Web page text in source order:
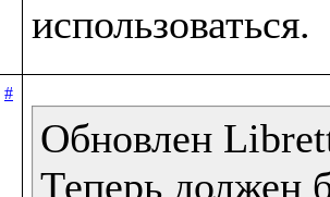
#
Обновлен
Теперь должен